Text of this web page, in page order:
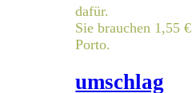
dafür.
Sie brauchen 1,55 €
Porto.
umschlag